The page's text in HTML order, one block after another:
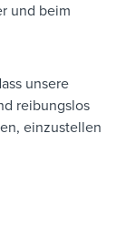
und beim
unsere
reibungslos
einzustellen